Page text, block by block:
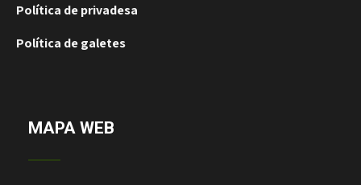
Política de privadesa
Política de galetes
MAPA WEB